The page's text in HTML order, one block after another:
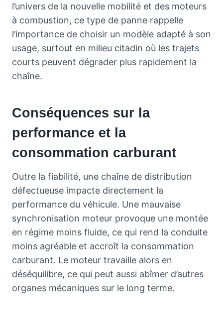
l’univers de la nouvelle mobilité et des moteurs
à combustion, ce type de panne rappelle
l’importance de choisir un modèle adapté à son
usage, surtout en milieu citadin où les trajets
courts peuvent dégrader plus rapidement la
chaîne.
Conséquences sur la
performance et la
consommation carburant
Outre la fiabilité, une chaîne de distribution
défectueuse impacte directement la
performance du véhicule. Une mauvaise
synchronisation moteur provoque une montée
en régime moins fluide, ce qui rend la conduite
moins agréable et accroît la consommation
carburant. Le moteur travaille alors en
déséquilibre, ce qui peut aussi abîmer d’autres
organes mécaniques sur le long terme.